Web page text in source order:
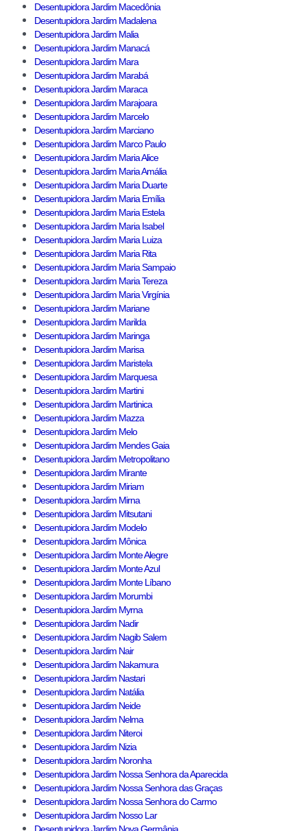
Desentupidora Jardim Macedônia
Desentupidora Jardim Madalena
Desentupidora Jardim Malia
Desentupidora Jardim Manacá
Desentupidora Jardim Mara
Desentupidora Jardim Marabá
Desentupidora Jardim Maraca
Desentupidora Jardim Marajoara
Desentupidora Jardim Marcelo
Desentupidora Jardim Marciano
Desentupidora Jardim Marco Paulo
Desentupidora Jardim Maria Alice
Desentupidora Jardim Maria Amália
Desentupidora Jardim Maria Duarte
Desentupidora Jardim Maria Emília
Desentupidora Jardim Maria Estela
Desentupidora Jardim Maria Isabel
Desentupidora Jardim Maria Luiza
Desentupidora Jardim Maria Rita
Desentupidora Jardim Maria Sampaio
Desentupidora Jardim Maria Tereza
Desentupidora Jardim Maria Virgínia
Desentupidora Jardim Mariane
Desentupidora Jardim Marilda
Desentupidora Jardim Maringa
Desentupidora Jardim Marisa
Desentupidora Jardim Maristela
Desentupidora Jardim Marquesa
Desentupidora Jardim Martini
Desentupidora Jardim Martinica
Desentupidora Jardim Mazza
Desentupidora Jardim Melo
Desentupidora Jardim Mendes Gaia
Desentupidora Jardim Metropolitano
Desentupidora Jardim Mirante
Desentupidora Jardim Miriam
Desentupidora Jardim Mirna
Desentupidora Jardim Mitsutani
Desentupidora Jardim Modelo
Desentupidora Jardim Mônica
Desentupidora Jardim Monte Alegre
Desentupidora Jardim Monte Azul
Desentupidora Jardim Monte Líbano
Desentupidora Jardim Morumbi
Desentupidora Jardim Myrna
Desentupidora Jardim Nadir
Desentupidora Jardim Nagib Salem
Desentupidora Jardim Nair
Desentupidora Jardim Nakamura
Desentupidora Jardim Nastari
Desentupidora Jardim Natália
Desentupidora Jardim Neide
Desentupidora Jardim Nelma
Desentupidora Jardim Niteroi
Desentupidora Jardim Nizia
Desentupidora Jardim Noronha
Desentupidora Jardim Nossa Senhora da Aparecida
Desentupidora Jardim Nossa Senhora das Graças
Desentupidora Jardim Nossa Senhora do Carmo
Desentupidora Jardim Nosso Lar
Desentupidora Jardim Nova Germânia